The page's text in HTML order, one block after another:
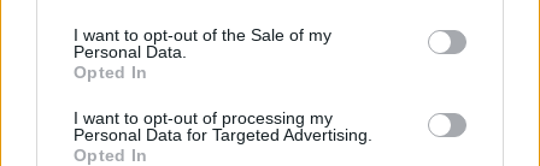
I want to opt-out of the Sale of my
Personal Data.
Opted In
I want to opt-out of processing my
Personal Data for Targeted Advertising.
Opted In